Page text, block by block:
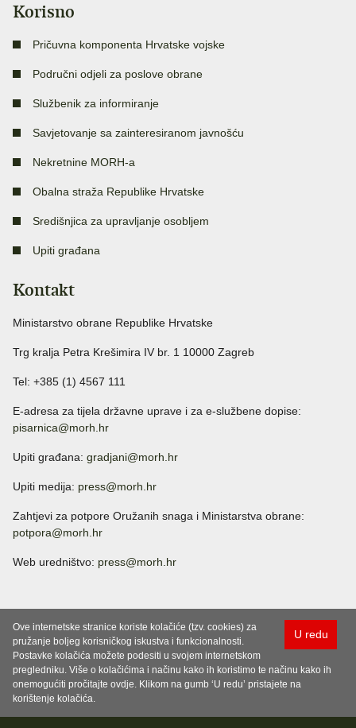
Korisno
Pričuvna komponenta Hrvatske vojske
Područni odjeli za poslove obrane
Službenik za informiranje
Savjetovanje sa zainteresiranom javnošću
Nekretnine MORH-a
Obalna straža Republike Hrvatske
Središnjica za upravljanje osobljem
Upiti građana
Kontakt
Ministarstvo obrane Republike Hrvatske
Trg kralja Petra Krešimira IV br. 1 10000 Zagreb
Tel: +385 (1) 4567 111
E-adresa za tijela državne uprave i za e-službene dopise:
pisarnica@morh.hr
Upiti građana: gradjani@morh.hr
Upiti medija: press@morh.hr
Zahtjevi za potpore Oružanih snaga i Ministarstva obrane:
potpora@morh.hr
Web uredništvo: press@morh.hr
U redu
Ove internetske stranice koriste kolačiće (tzv. cookies) za
pružanje boljeg korisničkog iskustva i funkcionalnosti.
Postavke kolačića možete podesiti u svojem internetskom
pregledniku. Više o kolačićima i načinu kako ih koristimo te načinu kako ih
onemogućiti pročitajte ovdje. Klikom na gumb ‘U redu’ pristajete na
korištenje kolačića.